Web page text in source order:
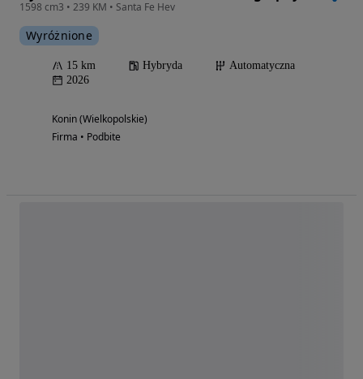
1598 cm3 • 239 KM • Santa Fe Hev
Wyróżnione
15 km Hybryda
Automatyczna
2026
Konin (Wielkopolskie)
Firma • Podbite